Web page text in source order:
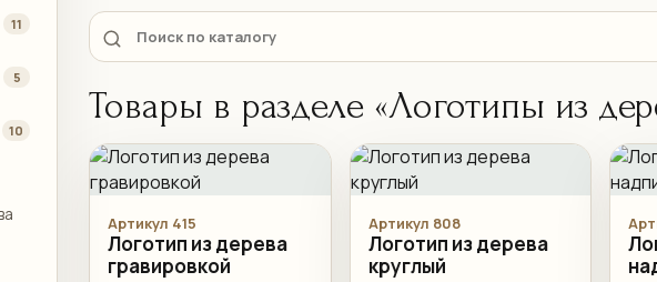
11
5
10
Товары в разделе «Логотипы из
Артикул 415
Логотип из дерева
гравировкой
Артикул 808
Логотип из дерева
круглый